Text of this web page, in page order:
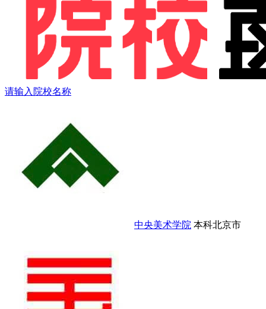
请输入院校名称
中央美术学院 本科北京市